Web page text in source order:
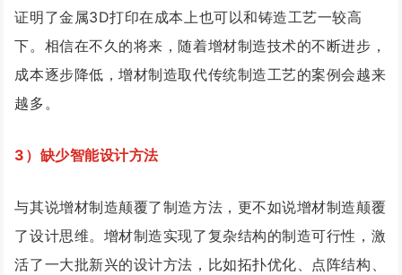
证明了金属3D打印在成本上也可以和铸造工艺一较高
下。相信在不久的将来，随着增材制造技术的不断进步，
成本逐步降低，增材制造取代传统制造工艺的案例会越来
越多。
3）缺少智能设计方法
与其说增材制造颠覆了制造方法，更不如说增材制造颠覆
了设计思维。增材制造实现了复杂结构的制造可行性，激
活了一大批新兴的设计方法，比如拓扑优化、点阵结构、